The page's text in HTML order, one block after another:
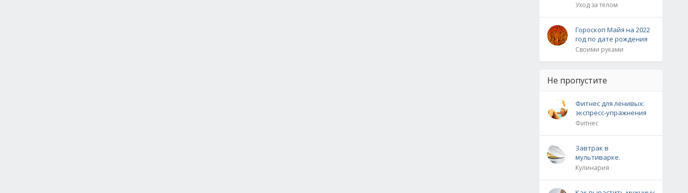
Уход за телом
Гороскоп Майя на 2022
год по дате рождения
Своими руками
Не пропустите
Фитнес для ленивых:
экспресс-упражнения
Фитнес
Завтрак в
мультиварке.
Кулинария